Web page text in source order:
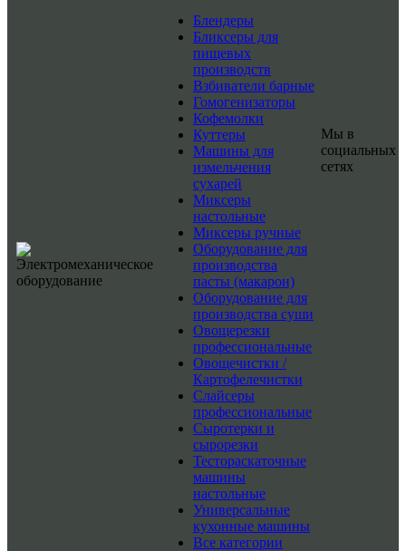
Блендеры
Бликсеры для
пищевых
производств
Взбиватели барные
Гомогенизаторы
Кофемолки
Куттеры
Машины для
измельчения
сухарей
Миксеры
настольные
Миксеры ручные
Оборудование для
производства
пасты (макарон)
Оборудование для
производства суши
Овощерезки
профессиональные
Овощечистки /
Картофелечистки
Слайсеры
профессиональные
Сыротерки и
сырорезки
Тестораскаточные
машины
настольные
Универсальные
кухонные машины
Все категории
Мы в
социальных
сетях